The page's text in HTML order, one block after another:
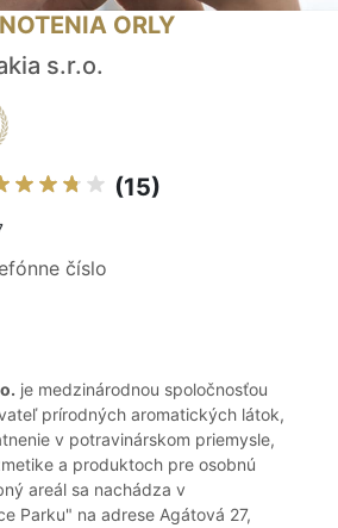
ORLY
s.r.o.
(15)
číslo
je medzinárodnou spoločnosťou
prírodných aromatických látok,
v potravinárskom priemysle,
a produktoch pre osobnú
areál sa nachádza v
Parku" na adrese Agátová 27,